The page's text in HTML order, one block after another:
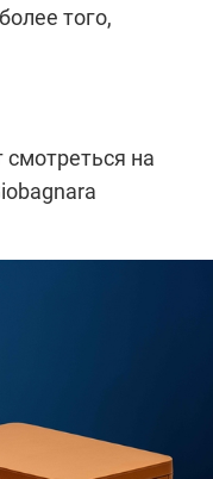
того,
на